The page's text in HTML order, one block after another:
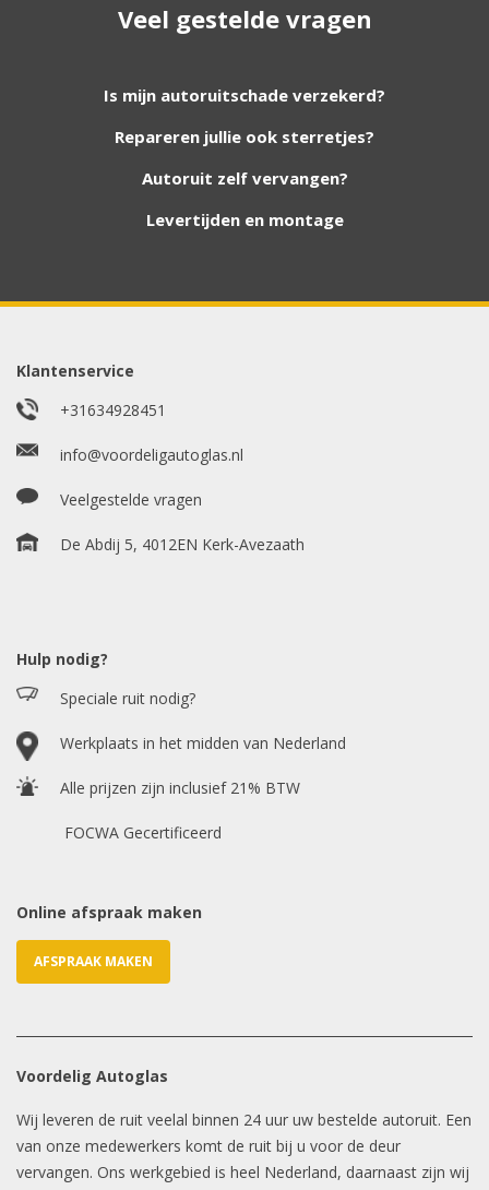
ruit er niet tussen? Grote kans dat wij deze wel
contact met u op.
Aanvraag via whatsapp
Wilt u snel antwoord? Stuur ons een
Bouwjaar *
Chasis / VIN nummer
E-mailadres *
Veel gestelde vragen
Is mijn autoruitschade verzekerd?
Repareren jullie ook sterretjes?
Autoruit zelf vervangen?
Levertijden en montage
Klantenservice
+31634928451
info@voordeligautoglas.nl
Veelgestelde vragen
De Abdij 5, 4012EN Kerk-Avezaath
Hulp nodig?
Speciale ruit nodig?
Werkplaats in het midden van Nederland
Alle prijzen zijn inclusief 21% BTW
FOCWA Gecertificeerd
Online afspraak maken
AFSPRAAK MAKEN
Voordelig Autoglas
Wij leveren de ruit veelal binnen 24 uur uw bestelde autoruit. Een
van onze medewerkers komt de ruit bij u voor de deur
vervangen. Ons werkgebied is heel Nederland, daarnaast zijn wij